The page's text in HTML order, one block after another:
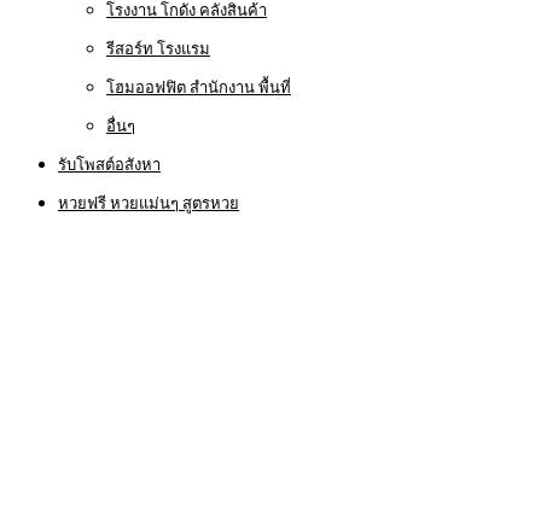
โรงงาน โกดัง คลังสินค้า
รีสอร์ท โรงแรม
โฮมออฟฟิต สำนักงาน พื้นที่
อื่นๆ
รับโพสต์อสังหา
หวยฟรี หวยแม่นๆ สูตรหวย